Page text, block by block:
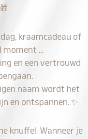
🎁
kraamcadeau of
moment …
en een vertrouwd
naam wordt het
en ontspannen. ✨
knuffel. Wanneer je